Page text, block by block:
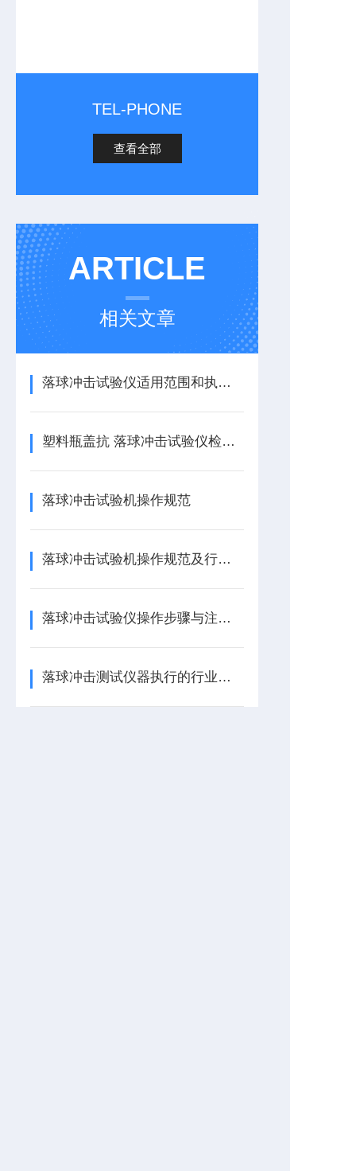
TEL-PHONE
查看全部
ARTICLE
相关文章
落球冲击试验仪适用范围和执行标准
塑料瓶盖抗 落球冲击试验仪检测方法
落球冲击试验机操作规范
落球冲击试验机操作规范及行业标准
落球冲击试验仪操作步骤与注意事项
落球冲击测试仪器执行的行业标准解读